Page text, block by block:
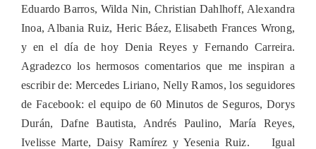
Eduardo Barros, Wilda Nin, Christian Dahlhoff, Alexandra
Inoa, Albania Ruiz, Heric Báez, Elisabeth Frances Wrong,
y en el día de hoy Denia Reyes y Fernando Carreira.
Agradezco los hermosos comentarios que me inspiran a
escribir de: Mercedes Liriano, Nelly Ramos, los seguidores
de Facebook: el equipo de 60 Minutos de Seguros, Dorys
Durán, Dafne Bautista, Andrés Paulino, María Reyes,
Ivelisse Marte, Daisy Ramírez y Yesenia Ruiz. Igual